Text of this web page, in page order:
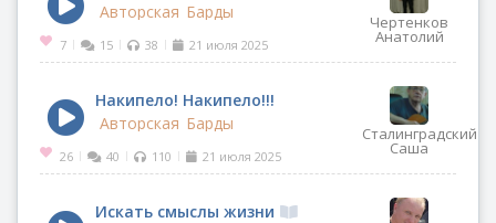
Чертенков
Анатолий
Авторская Барды
7 | 15 | 38 | 21 июля 2025
Сталинградский
Саша
Накипело! Накипело!!!
Авторская Барды
26 | 40 | 110 | 21 июля 2025
Искать смыслы жизни